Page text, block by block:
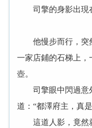
司擎的身影出現在
他慢步而行，突然
一家店鋪的石梯上，
壺。
司擎眼中閃過意
道：“都澤府主，真
這道人影，竟然就